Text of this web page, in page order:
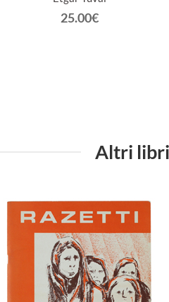
25.00€
Altri